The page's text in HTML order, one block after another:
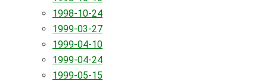
1998-10-24
1999-03-27
1999-04-10
1999-04-24
1999-05-15